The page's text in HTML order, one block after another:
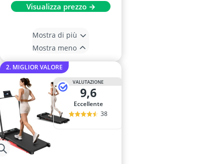
Visualizza prezzo →
Mostra di più
Mostra meno
2. MIGLIOR VALORE
VALUTAZIONE
9,6
Eccellente
38